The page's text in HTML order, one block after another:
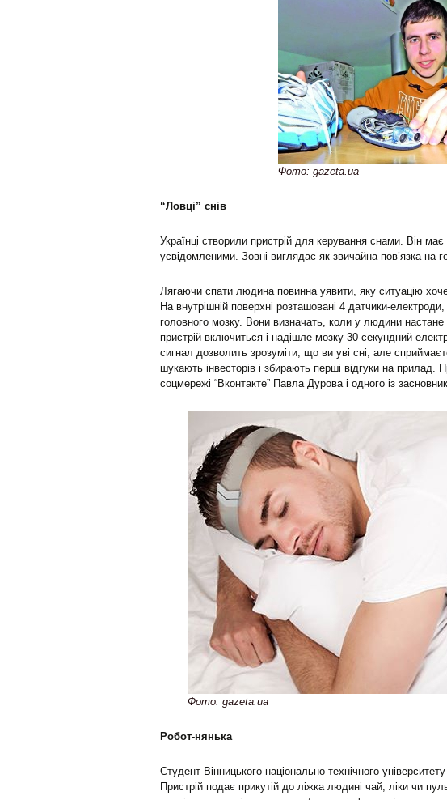
Фото: gazeta.ua
“Ловці” снів
Українці створили пристрій для керування снами. Він
усвідомленими. Зовні виглядає як звичайна пов’язка на
Лягаючи спати людина повинна уявити, яку ситуацію хоче
На внутрішній поверхні розташовані 4 датчики-
головного мозку. Вони визначать, коли у людини
пристрій включиться і надішле мозку 30-секундний
сигнал дозволить зрозуміти, що ви уві сні, але
шукають інвесторів і збирають перші відгуки на прилад.
соцмережі “Вконтакте” Павла Дурова і одного із
Фото: gazeta.ua
Робот-нянька
Студент Вінницького національно технічного
Пристрій подає прикутій до ліжка людині чай, ліки чи